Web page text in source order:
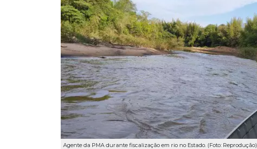
Agente da PMA durante fiscalização em rio no Estado. (Foto: Reprodução)